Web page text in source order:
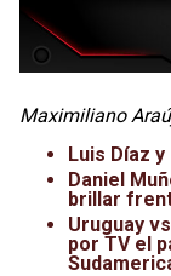
Maximiliano
Luis Díaz
Daniel
brillar
Uruguay
por TV el